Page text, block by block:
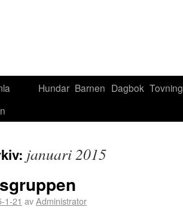
Hundar Barnen Dagbok Tovning
januari 2015
1-21 avAdministrator